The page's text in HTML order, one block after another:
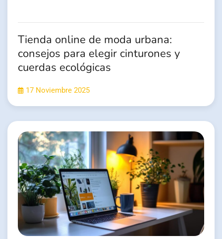
Tienda online de moda urbana:
consejos para elegir cinturones y
cuerdas ecológicas
17 Noviembre 2025